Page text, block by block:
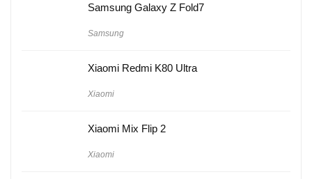
Samsung Galaxy Z Fold7
Samsung
Xiaomi Redmi K80 Ultra
Xiaomi
Xiaomi Mix Flip 2
Xiaomi